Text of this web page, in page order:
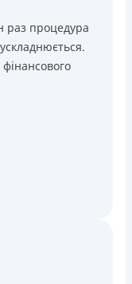
раз процедура